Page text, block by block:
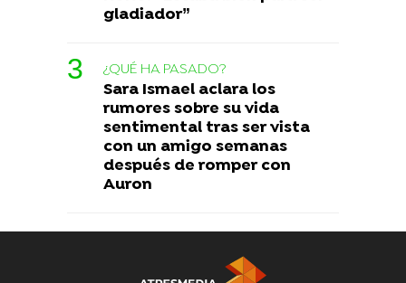
gladiador”
¿QUÉ HA PASADO?
Sara Ismael aclara los
rumores sobre su vida
sentimental tras ser vista
con un amigo semanas
después de romper con
Auron